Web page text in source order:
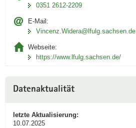
0351 2612-2209
E-Mail:
Vincenz.Widera@lfulg.sachsen.de
Webseite:
https://www.lfulg.sachsen.de/
Datenaktualität
letzte Aktualisierung:
10.07.2025